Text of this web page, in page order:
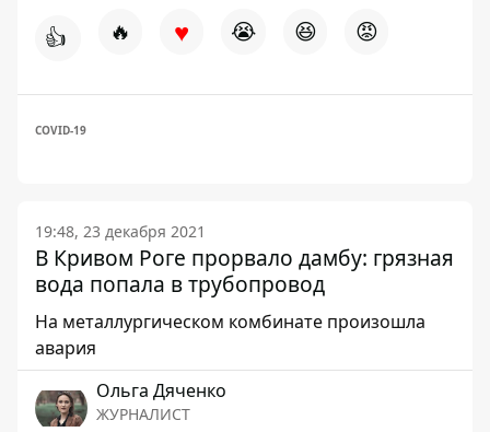
👍 🔥 ♥ 😭 😆 😡
COVID-19
19:48, 23 декабря 2021
В Кривом Роге прорвало дамбу: грязная
вода попала в трубопровод
На металлургическом комбинате произошла
авария
Ольга Дяченко
ЖУРНАЛИСТ